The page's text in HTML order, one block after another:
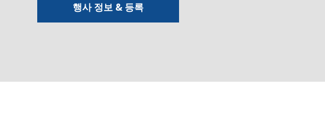
행사 정보 & 등록